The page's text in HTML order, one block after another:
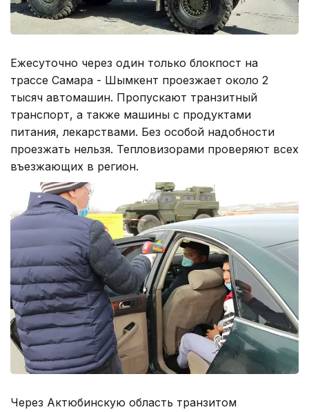
Ежесуточно через один только блокпост на
трассе Самара - Шымкент проезжает около 2
тысяч автомашин. Пропускают транзитный
транспорт, а также машины с продуктами
питания, лекарствами. Без особой надобности
проезжать нельзя. Тепловизорами проверяют всех
въезжающих в регион.
Через Актюбинскую область транзитом